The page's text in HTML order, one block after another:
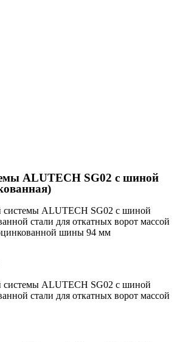
ALUTECH SG02 с шиной
системы ALUTECH SG02 с шиной
стали для откатных ворот массой
шины 94 мм
системы ALUTECH SG02 с шиной
стали для откатных ворот массой